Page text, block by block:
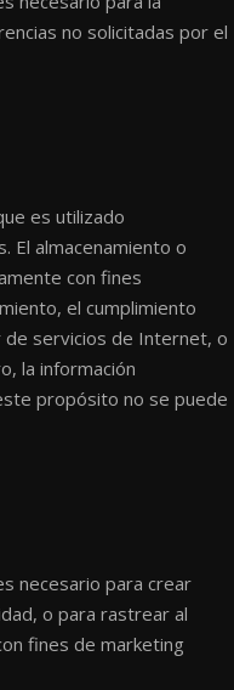
no solicitadas por el
es utilizado
El almacenamiento o
con fines
el cumplimiento
servicios de Internet, o
la información
propósito no se puede
necesario para crear
o para rastrear al
fines de marketing